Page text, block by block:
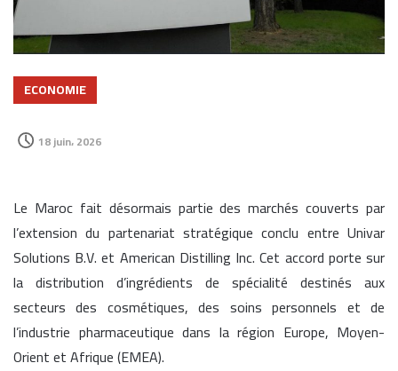
ECONOMIE
18 juin، 2026
Le Maroc fait désormais partie des marchés couverts par
l’extension du partenariat stratégique conclu entre Univar
Solutions B.V. et American Distilling Inc. Cet accord porte sur
la distribution d’ingrédients de spécialité destinés aux
secteurs des cosmétiques, des soins personnels et de
l’industrie pharmaceutique dans la région Europe, Moyen-
Orient et Afrique (EMEA).